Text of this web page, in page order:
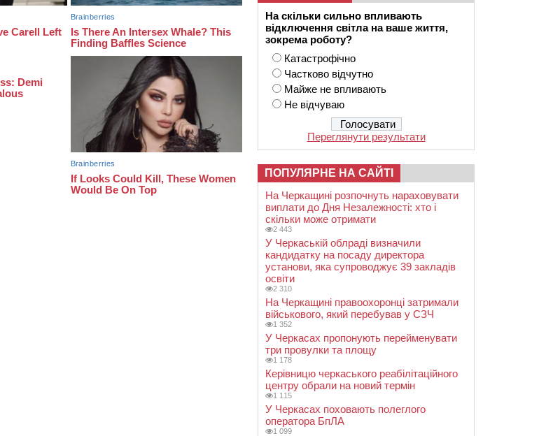
На скільки сильно впливають
відключення світла на ваше життя,
зокрема роботу?
Катастрофічно
Частково відчутно
Майже не впливають
Не відчуваю
Переглянути результати
ПОПУЛЯРНЕ НА САЙТІ
На Черкащині розпочнуть нараховувати
виплати до Дня Незалежності: хто і
скільки може отримати
2 443
У Черкаській облраді визначили
кандидатку на посаду директора
установи, яка супроводжує 39 закладів
освіти
2 310
На Черкащині правоохоронці затримали
військового, який перебував у СЗЧ
1 352
У Черкасах пропонують перейменувати
три провулки та площу
1 178
Керівницю черкаського реабілітаційного
центру обрали на новий термін
1 115
У Черкасах поховають полеглого
оператора БпЛА
1 099